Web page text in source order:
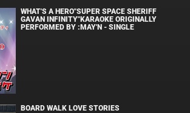
WHAT'S A HERO"SUPER SPACE SHERIFF
GAVAN INFINITY"KARAOKE ORIGINALLY
PERFORMED BY :MAY'N - SINGLE
BOARD WALK LOVE STORIES